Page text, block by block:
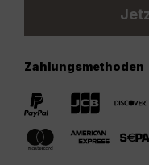
Zahlungsmethoden